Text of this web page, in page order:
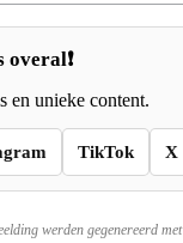
en unieke content.
TikTok X
werden gegenereerd